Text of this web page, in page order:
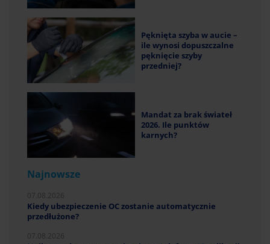
Pęknięta szyba w aucie –
ile wynosi dopuszczalne
pęknięcie szyby
przedniej?
Mandat za brak świateł
2026. Ile punktów
karnych?
Najnowsze
Kiedy ubezpieczenie OC zostanie automatycznie
przedłużone?